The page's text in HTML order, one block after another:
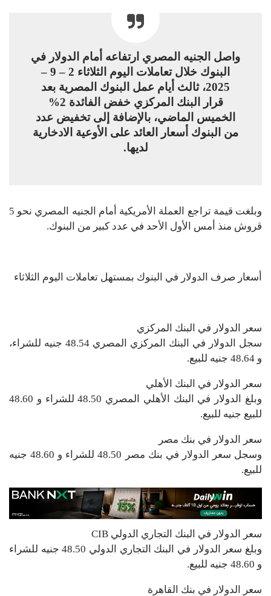
واصل الجنيه المصري ارتفاعه أمام الدولار في
البنوك خلال تعاملات اليوم الثلاثاء 2 – 9 –
2025، ثالث أيام عمل البنوك المصرية بعد
قرار البنك المركزي خفض الفائدة 2%
الخميس الماضي، بالإضافة إلى تخفيض عدد
من البنوك أسعار العائد على الأوعية الادخارية
لديها.
وبلغت قيمة تراجع العملة الأمريكية أمام الجنيه المصري نحو 5
قروش منذ أمس الأول الأحد في عدد كبير من البنوك.
أسعار صرف الدولار في البنوك بمستهل تعاملات اليوم الثلاثاء
سعر الدولار في البنك المركزي
سجل الدولار في البنك المركزي المصري 48.54 جنيه للشراء،
و 48.64 جنيه للبيع.
سعر الدولار في البنك الأهلي
وبلغ الدولار في البنك الأهلي المصري 48.50 للشراء و 48.60
للبيع جنيه للبيع.
سعر الدولار في بنك مصر
وسجل سعر الدولار في بنك مصر 48.50 للشراء و 48.60 جنيه
للبيع.
سعر الدولار في البنك التجاري الدولي CIB
وبلغ سعر الدولار في البنك التجاري الدولي 48.50 جنيه للشراء
و 48.60 جنيه للبيع.
سعر الدولار في بنك القاهرة